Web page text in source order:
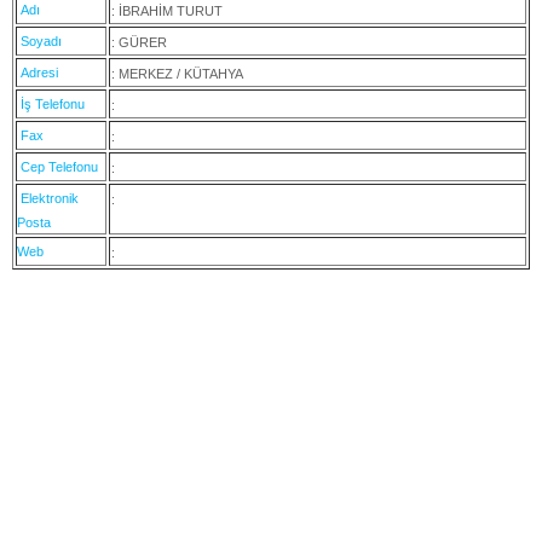
Adı : İBRAHİM TURUT
Soyadı : GÜRER
Adresi : MERKEZ / KÜTAHYA
İş Telefonu :
Fax :
Cep Telefonu :
Elektronik
Posta
:
Web :